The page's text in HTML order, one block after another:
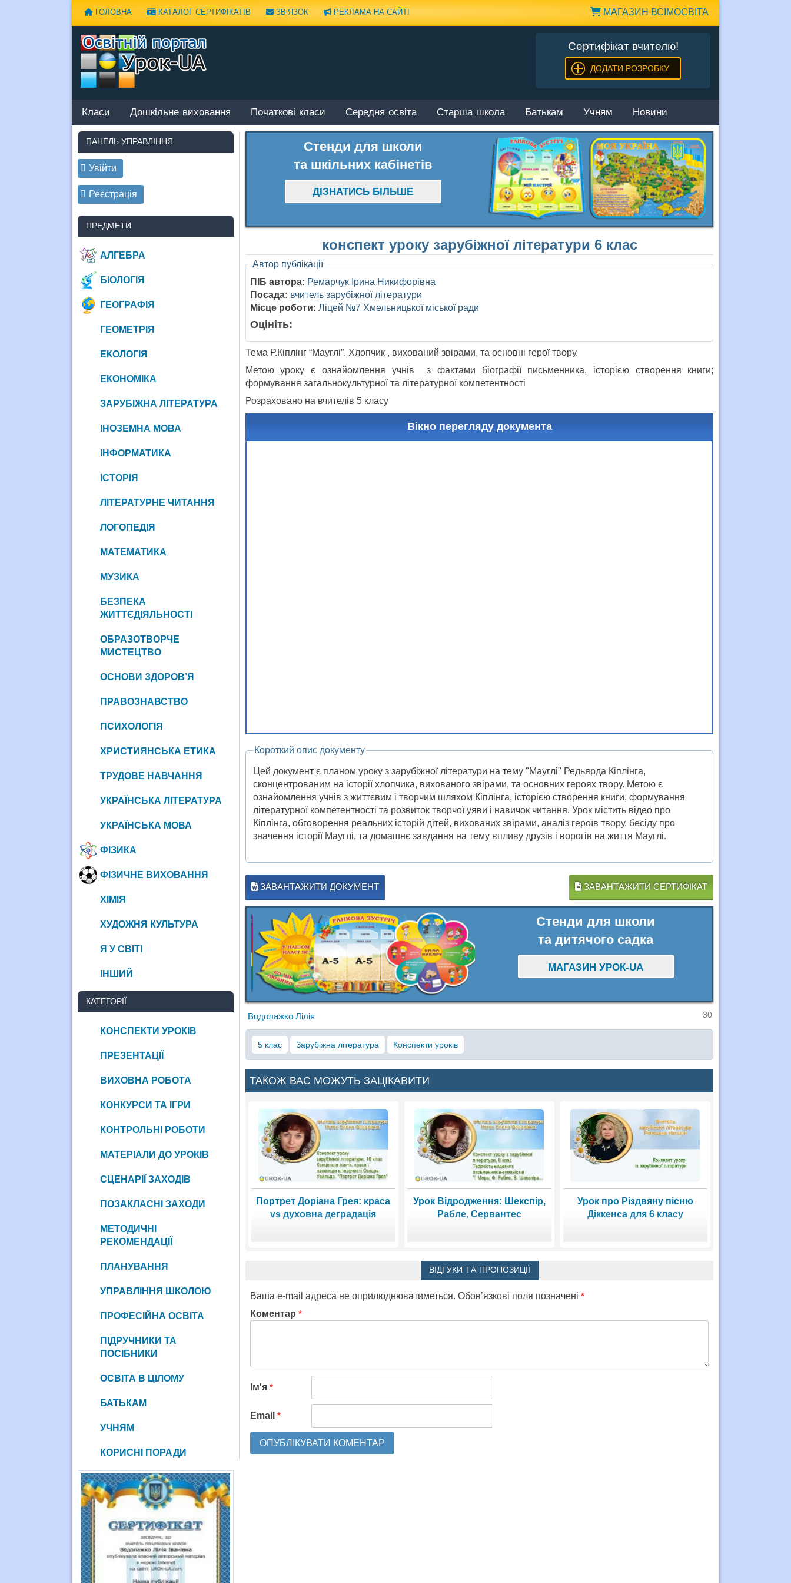
МАГАЗИН ВСІМОСВІТА
ГОЛОВНА КАТАЛОГ СЕРТИФІКАТІВ ЗВ’ЯЗОК РЕКЛАМА НА САЙТІ
Сертифікат вчителю!
ДОДАТИ РОЗРОБКУ
Класи Дошкільне виховання Початкові класи Середня освіта Старша школа Батькам Учням Новини
Стенди для школи
та шкільних кабінетів
ДІЗНАТИСЬ БІЛЬШЕ
конспект уроку зарубіжної літератури 6 клас
Автор публікації
ПІБ автора: Ремарчук Ірина Никифорівна
Посада: вчитель зарубіжної літератури
Місце роботи: Ліцей №7 Хмельницької міської ради
Оцініть:
Тема Р.Кіплінг “Мауглі”. Хлопчик , вихований звірами, та основні герої твору.
Метою уроку є ознайомлення учнів з фактами біографії письменника, історією створення книги;
формування загальнокультурної та літературної компетентності
Розраховано на вчителів 5 класу
Вікно перегляду документа
Короткий опис документу
Цей документ є планом уроку з зарубіжної літератури на тему "Мауглі" Редьярда Кіплінга,
сконцентрованим на історії хлопчика, вихованого звірами, та основних героях твору. Метою є
ознайомлення учнів з життєвим і творчим шляхом Кіплінга, історією створення книги, формування
літературної компетентності та розвиток творчої уяви і навичок читання. Урок містить відео про
Кіплінга, обговорення реальних історій дітей, вихованих звірами, аналіз героїв твору, бесіду про
значення історії Мауглі, та домашнє завдання на тему впливу друзів і ворогів на життя Мауглі.
ЗАВАНТАЖИТИ ДОКУМЕНТ ЗАВАНТАЖИТИ СЕРТИФІКАТ
Стенди для школи
та дитячого садка
МАГАЗИН УРОК-UA
Водолажко Лілія 30
5 клас Зарубіжна література Конспекти уроків
ТАКОЖ ВАС МОЖУТЬ ЗАЦІКАВИТИ
Портрет Доріана Грея: краса
vs духовна деградація
Урок Відродження: Шекспір,
Рабле, Сервантес
Урок про Різдвяну пісню
Діккенса для 6 класу
ВІДГУКИ ТА ПРОПОЗИЦІЇ
Ваша e-mail адреса не оприлюднюватиметься. Обов’язкові поля позначені *
Коментар *
Ім'я *
Email *
ПАНЕЛЬ УПРАВЛІННЯ
Увійти
Реєстрація
ПРЕДМЕТИ
АЛГЕБРА
БІОЛОГІЯ
ГЕОГРАФІЯ
ГЕОМЕТРІЯ
ЕКОЛОГІЯ
ЕКОНОМІКА
ЗАРУБІЖНА ЛІТЕРАТУРА
ІНОЗЕМНА МОВА
ІНФОРМАТИКА
ІСТОРІЯ
ЛІТЕРАТУРНЕ ЧИТАННЯ
ЛОГОПЕДІЯ
МАТЕМАТИКА
МУЗИКА
БЕЗПЕКА
ЖИТТЄДІЯЛЬНОСТІ
ОБРАЗОТВОРЧЕ
МИСТЕЦТВО
ОСНОВИ ЗДОРОВ’Я
ПРАВОЗНАВСТВО
ПСИХОЛОГІЯ
ХРИСТИЯНСЬКА ЕТИКА
ТРУДОВЕ НАВЧАННЯ
УКРАЇНСЬКА ЛІТЕРАТУРА
УКРАЇНСЬКА МОВА
ФІЗИКА
ФІЗИЧНЕ ВИХОВАННЯ
ХІМІЯ
ХУДОЖНЯ КУЛЬТУРА
Я У СВІТІ
ІНШИЙ
КАТЕГОРІЇ
КОНСПЕКТИ УРОКІВ
ПРЕЗЕНТАЦІЇ
ВИХОВНА РОБОТА
КОНКУРСИ ТА ІГРИ
КОНТРОЛЬНІ РОБОТИ
МАТЕРІАЛИ ДО УРОКІВ
СЦЕНАРІЇ ЗАХОДІВ
ПОЗАКЛАСНІ ЗАХОДИ
МЕТОДИЧНІ
РЕКОМЕНДАЦІЇ
ПЛАНУВАННЯ
УПРАВЛІННЯ ШКОЛОЮ
ПРОФЕСІЙНА ОСВІТА
ПІДРУЧНИКИ ТА
ПОСІБНИКИ
ОСВІТА В ЦІЛОМУ
БАТЬКАМ
УЧНЯМ
КОРИСНІ ПОРАДИ